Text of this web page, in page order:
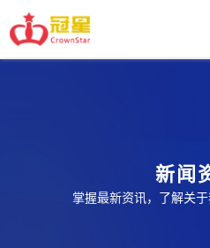
新闻
掌握最新资讯，了解关于